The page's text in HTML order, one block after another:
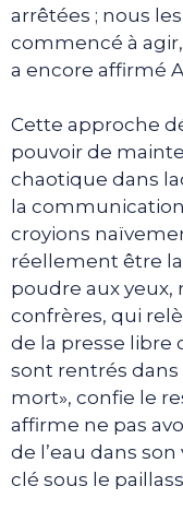
arrêtées ; nous les
commencé à
a encore affirmé
Cette approche
pouvoir de
chaotique dans
la
croyions
réellement être
poudre aux
confrères, qui
de la presse libre
sont rentrés dans
mort», confie le
affirme ne pas
de l’eau dans
clé sous le